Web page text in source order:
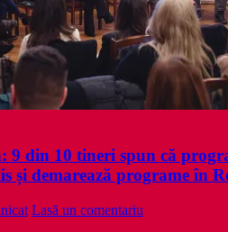
9 din 10 tineri spun că
și demarează programe în
Lasă un comentariu